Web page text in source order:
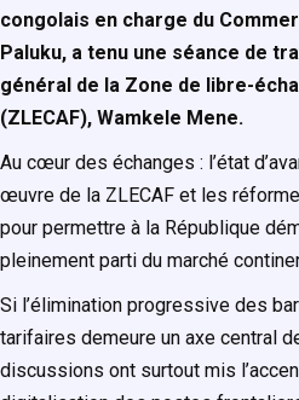
congolais en charge du
Paluku, a tenu une séance de
général de la Zone de libre-
(ZLECAF), Wamkele Mene.
Au cœur des échanges : l’état
œuvre de la ZLECAF et les
pour permettre à la République
pleinement parti du marché
Si l’élimination progressive des
tarifaires demeure un axe central
discussions ont surtout mis